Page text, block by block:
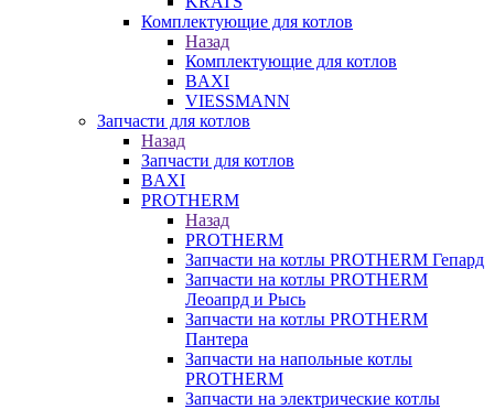
Комплектующие для котлов
Назад
Комплектующие для котлов
BAXI
VIESSMANN
Запчасти для котлов
Назад
Запчасти для котлов
BAXI
PROTHERM
Назад
PROTHERM
Запчасти на котлы PROTHERM Гепард
Запчасти на котлы PROTHERM
Леоапрд и Рысь
Запчасти на котлы PROTHERM
Пантера
Запчасти на напольные котлы
PROTHERM
Запчасти на электрические котлы